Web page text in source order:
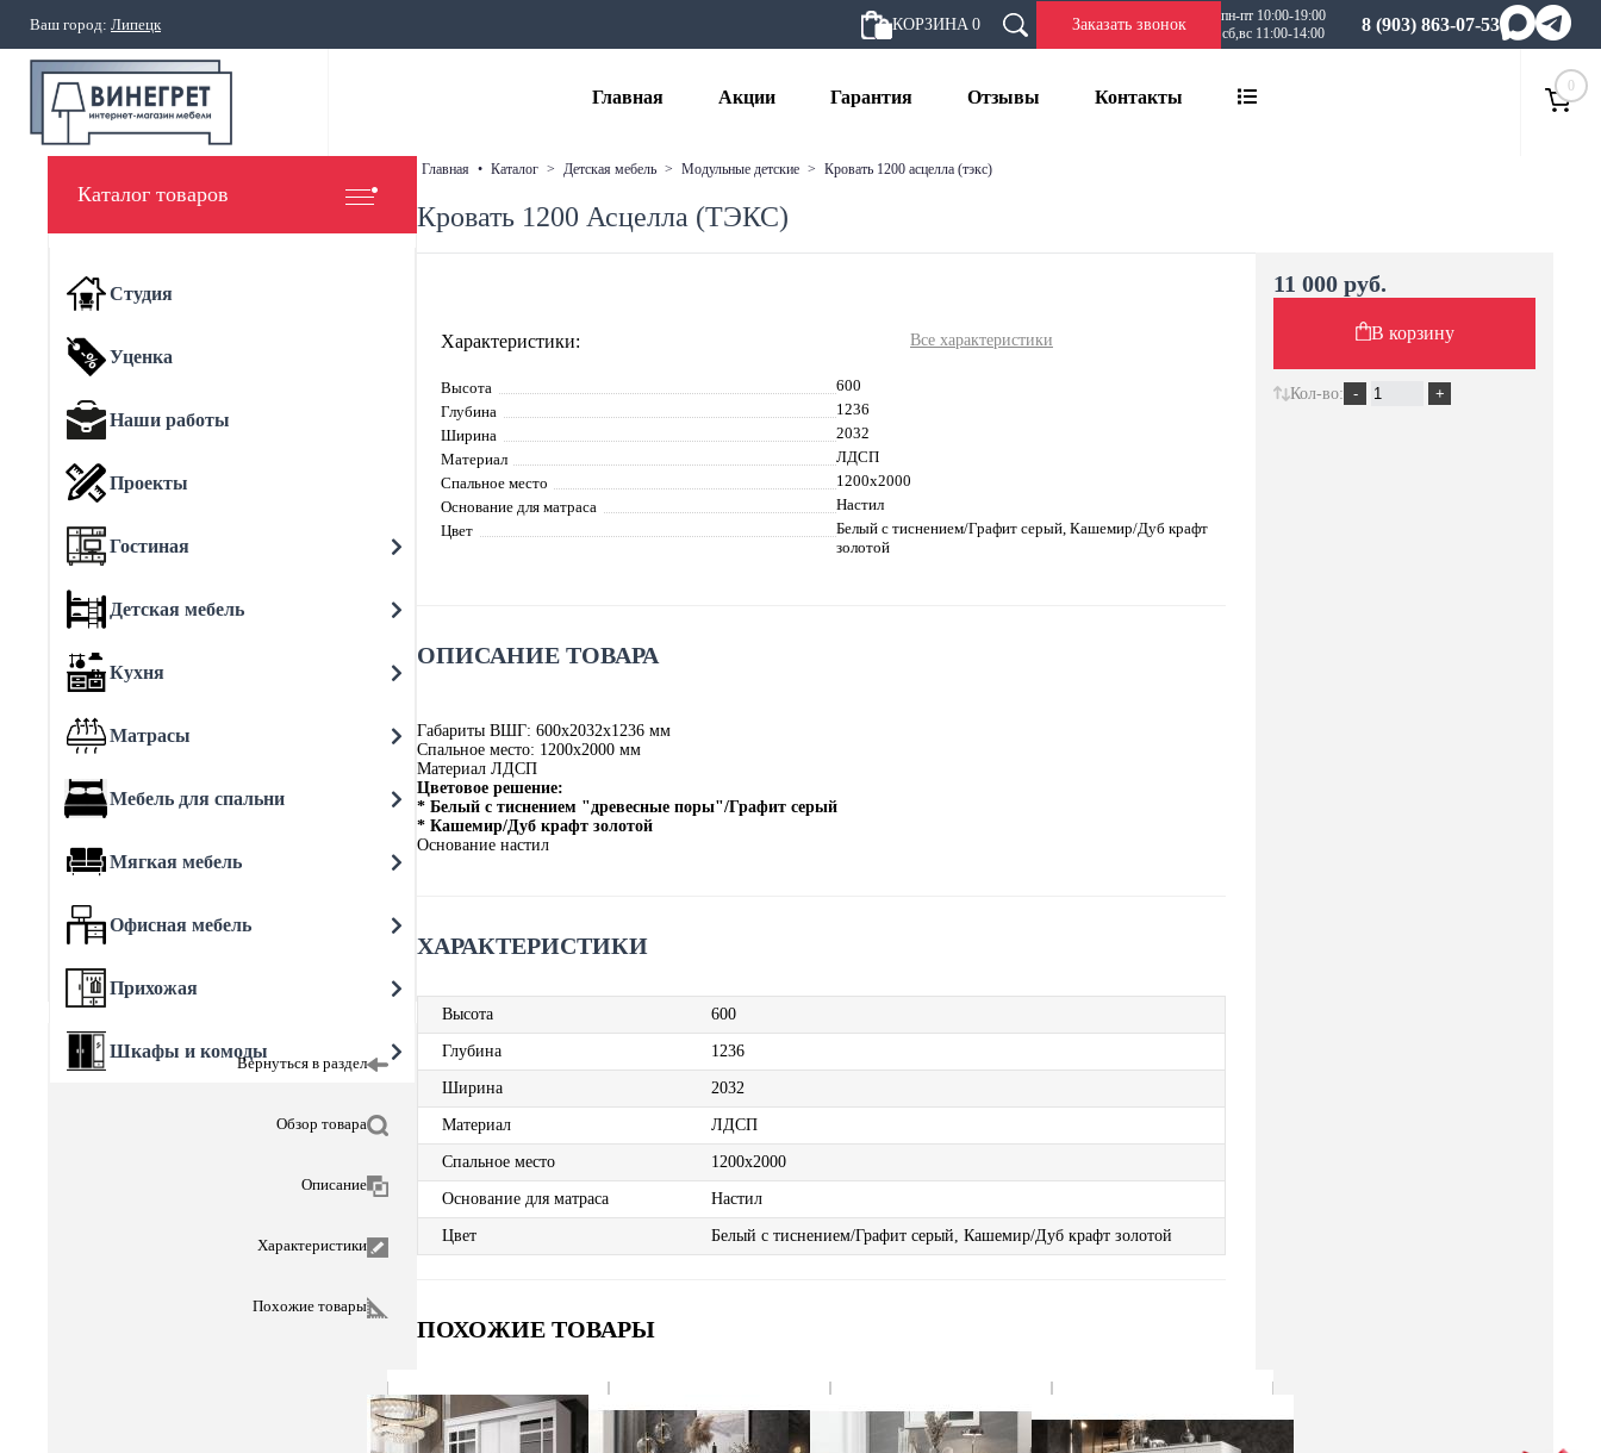
Ваш город: Липецк КОРЗИНА 0 Заказать звонок
пн-пт 10:00-19:00
сб,вс 11:00-14:00
8 (903) 863-07-53
Главная Акции Гарантия Отзывы Контакты
0
Каталог товаров
Студия
Уценка
Наши работы
Проекты
Гостиная
Детская мебель
Кухня
Матрасы
Мебель для спальни
Мягкая мебель
Офисная мебель
Прихожая
Шкафы и комоды
Вернуться в раздел
Обзор товара
Описание
Характеристики
Похожие товары
главная • каталог > детская мебель > модульные детские > кровать 1200 асцелла (тэкс)
Кровать 1200 Асцелла (ТЭКС)
Характеристики: Все характеристики
Высота
600
Глубина
1236
Ширина
2032
Материал
ЛДСП
Спальное место
1200х2000
Основание для матраса
Настил
Цвет
Белый с тиснением/Графит серый, Кашемир/Дуб крафт
золотой
ОПИСАНИЕ ТОВАРА
Габариты ВШГ: 600х2032х1236 мм
Спальное место: 1200х2000 мм
Материал ЛДСП
Цветовое решение:
* Белый с тиснением "древесные поры"/Графит серый
* Кашемир/Дуб крафт золотой
Основание настил
ХАРАКТЕРИСТИКИ
Высота 600
Глубина 1236
Ширина 2032
Материал ЛДСП
Спальное место 1200х2000
Основание для матраса Настил
Цвет Белый с тиснением/Графит серый, Кашемир/Дуб крафт золотой
ПОХОЖИЕ ТОВАРЫ
11 000 руб.
В корзину
Кол-во: